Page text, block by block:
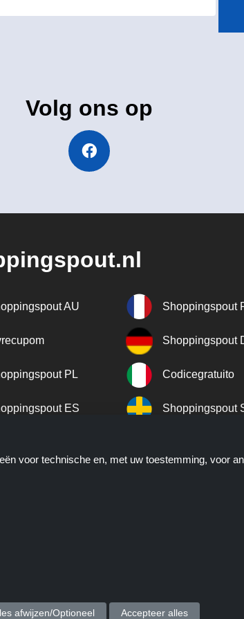
Volg ons op
AU Shoppingspout
Shoppingspout
PL Codicegratuito
ES Shoppingspout
en kortingscodes biedt; deze deals of
© 2026 ShoppingSpout. Alle rechten voorbehouden.
voor technische en, met uw toestemming, voor
afwijzen/Optioneel Accepteer alles